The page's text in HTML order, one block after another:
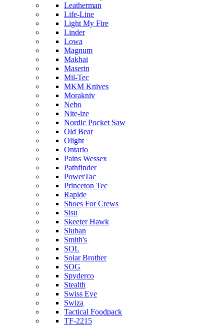
Leatherman
Life-Line
Light My Fire
Linder
Lowa
Magnum
Makhai
Maserin
Mil-Tec
MKM Knives
Morakniv
Nebo
Nite-ize
Nordic Pocket Saw
Old Bear
Olight
Ontario
Pains Wessex
Pathfinder
PowerTac
Princeton Tec
Rapide
Shoes For Crews
Sisu
Skeeter Hawk
Sluban
Smith's
SOL
Solar Brother
SOG
Spyderco
Stealth
Swiss Eye
Swiza
Tactical Foodpack
TF-2215